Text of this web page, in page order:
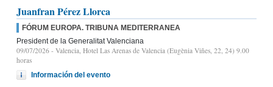
Juanfran Pérez Llorca
FÓRUM EUROPA. TRIBUNA MEDITERRANEA
President de la Generalitat Valenciana
09/07/2026 - Valencia, Hotel Las Arenas de Valencia (Eugènia Viñes, 22, 24) 9.00
horas
Información del evento